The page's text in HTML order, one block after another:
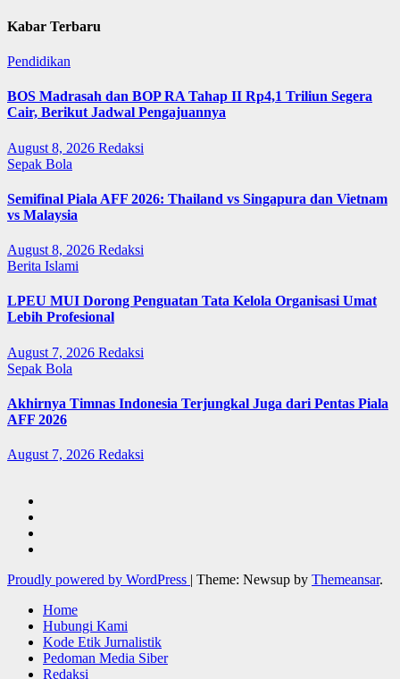
Kabar Terbaru
Pendidikan
BOS Madrasah dan BOP RA Tahap II Rp4,1 Triliun Segera
Cair, Berikut Jadwal Pengajuannya
August 8, 2026 Redaksi
Sepak Bola
Semifinal Piala AFF 2026: Thailand vs Singapura dan Vietnam
vs Malaysia
August 8, 2026 Redaksi
Berita Islami
LPEU MUI Dorong Penguatan Tata Kelola Organisasi Umat
Lebih Profesional
August 7, 2026 Redaksi
Sepak Bola
Akhirnya Timnas Indonesia Terjungkal Juga dari Pentas Piala
AFF 2026
August 7, 2026 Redaksi
Proudly powered by WordPress | Theme: Newsup by Themeansar.
Home
Hubungi Kami
Kode Etik Jurnalistik
Pedoman Media Siber
Redaksi